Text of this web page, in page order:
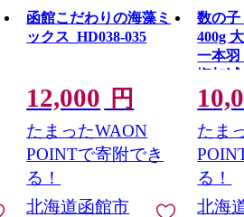
函館こだわりの海藻ミ
ックス_HD038-035
12,000 円
たまったWAON
POINTで寄附でき
る！
北海道函館市
数の子
400g 大ぶり 食感 自慢
一本羽
塩加
味付
イス
おか
存 正
寄せ
無料
たま
る！
北海